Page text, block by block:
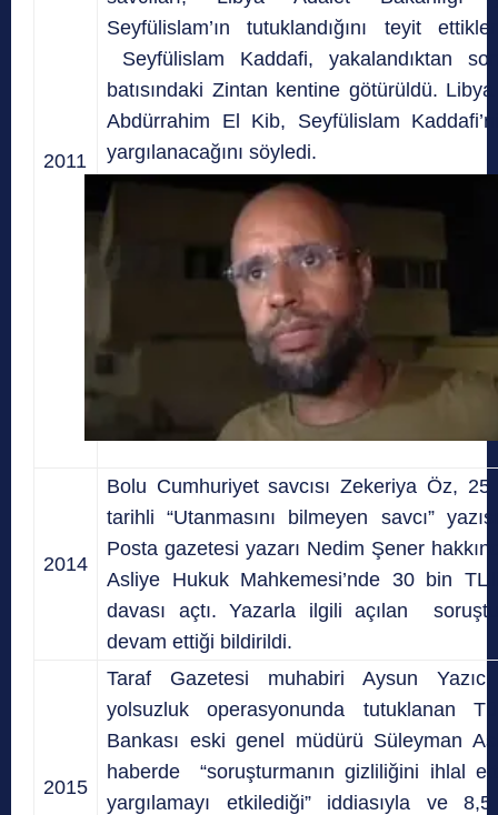
2011
Seyfülislam’ın tutuklandığını teyit
Seyfülislam Kaddafi, yakalandıktan
batısındaki Zintan kentine götürüldü. Libya
Abdürrahim El Kib, Seyfülislam
yargılanacağını söyledi.
2014
Bolu Cumhuriyet savcısı Zekeriya Öz,
tarihli “Utanmasını bilmeyen savcı”
Posta gazetesi yazarı Nedim Şener
Asliye Hukuk Mahkemesi’nde 30 bin
davası açtı. Yazarla ilgili açılan
devam ettiği bildirildi.
2015
Taraf Gazetesi muhabiri Aysun Yazıcı
yolsuzluk operasyonunda tutuklanan
Bankası eski genel müdürü Süleyman
haberde “soruşturmanın gizliliğini ihlal
yargılamayı etkilediği” iddiasıyla ve